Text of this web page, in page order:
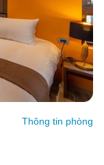
Thông tin phòng